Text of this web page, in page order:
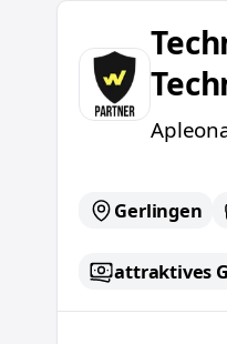
Technischer
Gerlingen
attraktives